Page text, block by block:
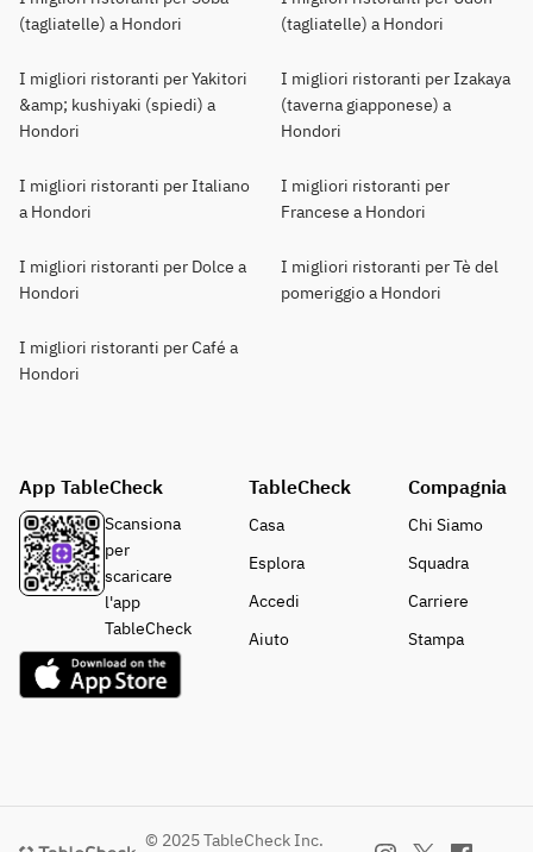
(tagliatelle) a Hondori
(tagliatelle) a Hondori
I migliori ristoranti per Yakitori
&amp; kushiyaki (spiedi) a
Hondori
I migliori ristoranti per Izakaya
(taverna giapponese) a
Hondori
I migliori ristoranti per Italiano
a Hondori
I migliori ristoranti per
Francese a Hondori
I migliori ristoranti per Dolce a
Hondori
I migliori ristoranti per Tè del
pomeriggio a Hondori
I migliori ristoranti per Café a
Hondori
App TableCheck
Scansiona
per
scaricare
l'app
TableCheck
TableCheck
Casa
Esplora
Accedi
Aiuto
Compagnia
Chi Siamo
Squadra
Carriere
Stampa
© 2025 TableCheck Inc.